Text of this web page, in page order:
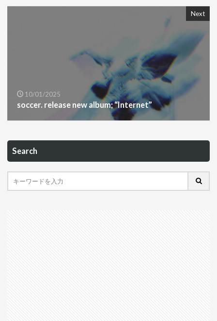
Next
10/01/2025
soccer. release new album; “Internet”
Search